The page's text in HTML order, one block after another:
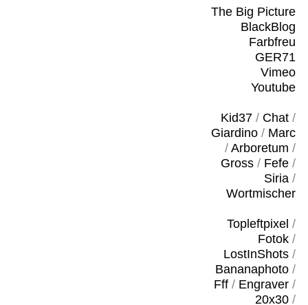
The Big Picture
BlackBlog
Farbfreu
GER71
Vimeo
Youtube
Kid37/ Chat/
Giardino/ Marc
/ Arboretum /
Gross/ Fefe/
Siria/
Wortmischer
Topleftpixel /
Fotok/
LostInShots/
Bananaphoto/
Fff/ Engraver/
20x30/